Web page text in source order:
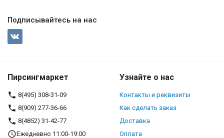
Подписывайтесь на нас
Пирсингмаркет
8(495) 308-31-09
8(909) 277-36-66
8(4852) 31-42-77
Ежедневно 11:00-19:00
Узнайте о нас
Контакты и реквизиты
Как сделать заказ
Доставка
Оплата